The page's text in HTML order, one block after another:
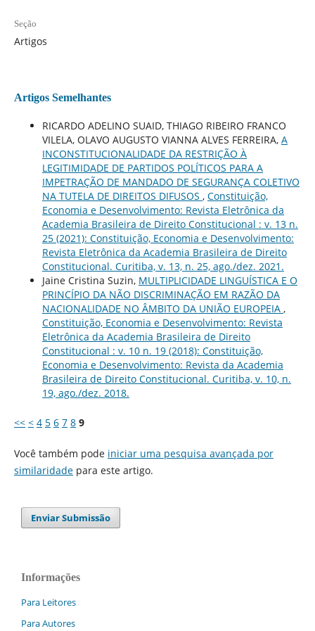
Seção
Artigos
Artigos Semelhantes
RICARDO ADELINO SUAID, THIAGO RIBEIRO FRANCO
VILELA, OLAVO AUGUSTO VIANNA ALVES FERREIRA, A
INCONSTITUCIONALIDADE DA RESTRIÇÃO À
LEGITIMIDADE DE PARTIDOS POLÍTICOS PARA A
IMPETRAÇÃO DE MANDADO DE SEGURANÇA COLETIVO
NA TUTELA DE DIREITOS DIFUSOS , Constituição,
Economia e Desenvolvimento: Revista Eletrônica da
Academia Brasileira de Direito Constitucional : v. 13 n.
25 (2021): Constituição, Economia e Desenvolvimento:
Revista Eletrônica da Academia Brasileira de Direito
Constitucional. Curitiba, v. 13, n. 25, ago./dez. 2021.
Jaine Cristina Suzin, MULTIPLICIDADE LINGUÍSTICA E O
PRINCÍPIO DA NÃO DISCRIMINAÇÃO EM RAZÃO DA
NACIONALIDADE NO ÂMBITO DA UNIÃO EUROPEIA ,
Constituição, Economia e Desenvolvimento: Revista
Eletrônica da Academia Brasileira de Direito
Constitucional : v. 10 n. 19 (2018): Constituição,
Economia e Desenvolvimento: Revista da Academia
Brasileira de Direito Constitucional. Curitiba, v. 10, n.
19, ago./dez. 2018.
<< < 4 5 6 7 8 9
Você também pode iniciar uma pesquisa avançada por
similaridadepara este artigo.
Enviar Submissão
Informações
Para Leitores
Para Autores